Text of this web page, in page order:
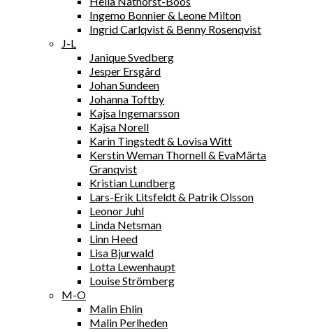
Ingemo Bonnier & Leone Milton
Ingrid Carlqvist & Benny Rosenqvist
J-L
Janique Svedberg
Jesper Ersgård
Johan Sundeen
Johanna Toftby
Kajsa Ingemarsson
Kajsa Norell
Karin Tingstedt & Lovisa Witt
Kerstin Weman Thornell & EvaMärta
Granqvist
Kristian Lundberg
Lars-Erik Litsfeldt & Patrik Olsson
Leonor Juhl
Linda Netsman
Linn Heed
Lisa Bjurwald
Lotta Lewenhaupt
Louise Strömberg
M-O
Malin Ehlin
Malin Perlheden